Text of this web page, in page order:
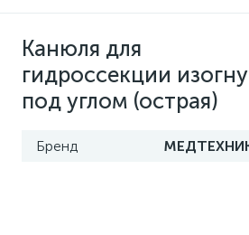
Канюля для
гидроссекции
под углом (острая)